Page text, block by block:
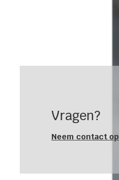
Vragen?
Neem contact op